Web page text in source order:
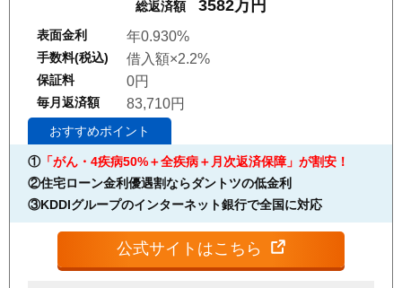
総返済額 3582万円
表面金利 年0.930%
手数料(税込) 借入額×2.2%
保証料 0円
毎月返済額 83,710円
おすすめポイント
①「がん・4疾病50%＋全疾病＋月次返済保障」が割安！
②住宅ローン金利優遇割ならダントツの低金利
③KDDIグループのインターネット銀行で全国に対応
公式サイトはこちら